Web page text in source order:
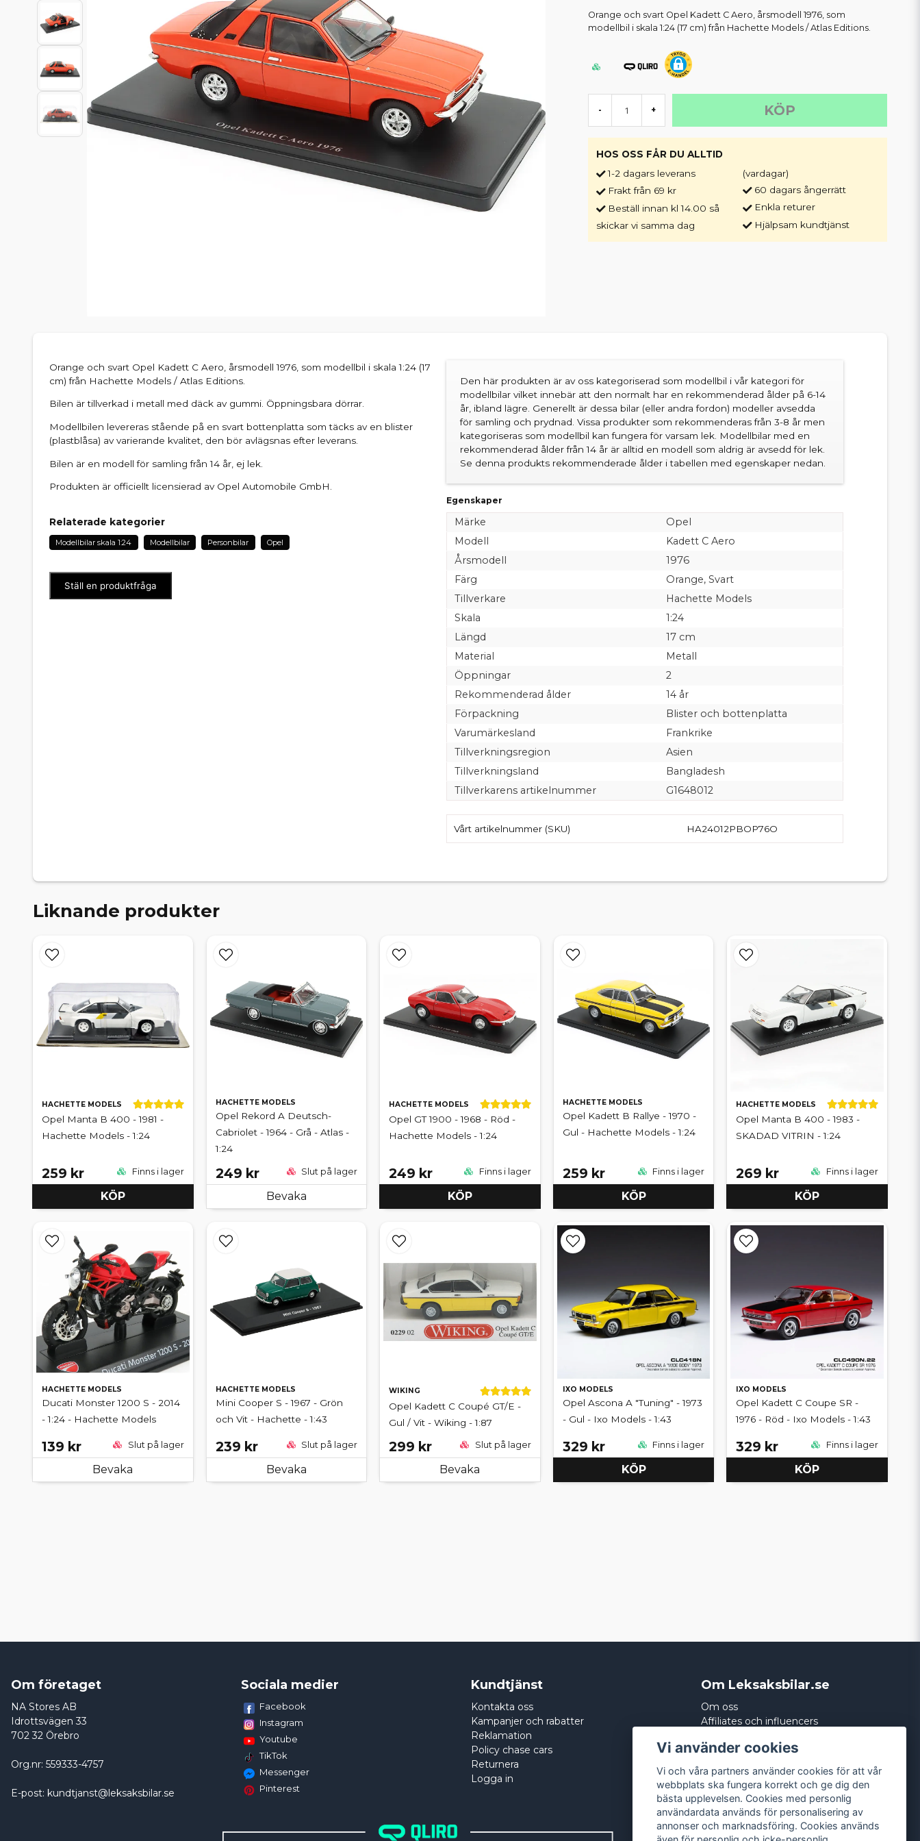
Orange och svart Opel Kadett C Aero, årsmodell 1976, som
modellbil i skala 1:24 (17 cm) från Hachette Models / Atlas Editions.
- + KÖP
HOS OSS FÅR DU ALLTID
1-2 dagars leverans
Frakt från 69 kr
Beställ innan kl 14.00 så
skickar vi samma dag
(vardagar)
60 dagars ångerrätt
Enkla returer
Hjälpsam kundtjänst
Orange och svart Opel Kadett C Aero, årsmodell 1976, som modellbil i skala 1:24 (17
cm) från Hachette Models / Atlas Editions.
Bilen är tillverkad i metall med däck av gummi. Öppningsbara dörrar.
Modellbilen levereras stående på en svart bottenplatta som täcks av en blister
(plastblåsa) av varierande kvalitet, den bör avlägsnas efter leverans.
Bilen är en modell för samling från 14 år, ej lek.
Produkten är officiellt licensierad av Opel Automobile GmbH.
Relaterade kategorier
Modellbilar skala 1:24 Modellbilar Personbilar Opel
Ställ en produktfråga
Den här produkten är av oss kategoriserad som modellbil i vår kategori för
modellbilar vilket innebär att den normalt har en rekommenderad ålder på 6-14
år, ibland lägre. Generellt är dessa bilar (eller andra fordon) modeller avsedda
för samling och prydnad. Vissa produkter som rekommenderas från 3-8 år men
kategoriseras som modellbil kan fungera för varsam lek. Modellbilar med en
rekommenderad ålder från 14 år är alltid en modell som aldrig är avsedd för lek.
Se denna produkts rekommenderade ålder i tabellen med egenskaper nedan.
Egenskaper
Märke
Opel
Modell
Kadett C Aero
Årsmodell
1976
Färg
Orange, Svart
Tillverkare
Hachette Models
Skala
1:24
Längd
17 cm
Material
Metall
Öppningar
2
Rekommenderad ålder
14 år
Förpackning
Blister och bottenplatta
Varumärkesland
Frankrike
Tillverkningsregion
Asien
Tillverkningsland
Bangladesh
Tillverkarens artikelnummer
G1648012
Vårt artikelnummer (SKU) HA24012PBOP76O
Liknande produkter
HACHETTE MODELS
Opel Manta B 400 - 1981 -
Hachette Models - 1:24
259 kr Finns i lager
KÖP
HACHETTE MODELS
Opel Rekord A Deutsch-
Cabriolet - 1964 - Grå - Atlas -
1:24
249 kr Slut på lager
Bevaka
HACHETTE MODELS
Opel GT 1900 - 1968 - Röd -
Hachette Models - 1:24
249 kr Finns i lager
KÖP
HACHETTE MODELS
Opel Kadett B Rallye - 1970 -
Gul - Hachette Models - 1:24
259 kr Finns i lager
KÖP
HACHETTE MODELS
Opel Manta B 400 - 1983 -
SKADAD VITRIN - 1:24
269 kr Finns i lager
KÖP
HACHETTE MODELS
Ducati Monster 1200 S - 2014
- 1:24 - Hachette Models
139 kr Slut på lager
Bevaka
HACHETTE MODELS
Mini Cooper S - 1967 - Grön
och Vit - Hachette - 1:43
239 kr Slut på lager
Bevaka
WIKING
Opel Kadett C Coupé GT/E -
Gul / Vit - Wiking - 1:87
299 kr Slut på lager
Bevaka
IXO MODELS
Opel Ascona A "Tuning" - 1973
- Gul - Ixo Models - 1:43
329 kr Finns i lager
KÖP
IXO MODELS
Opel Kadett C Coupe SR -
1976 - Röd - Ixo Models - 1:43
329 kr Finns i lager
KÖP
Om företaget
NA Stores AB
Idrottsvägen 33
702 32 Örebro
Org.nr: 559333-4757
E-post: kundtjanst@leksaksbilar.se
Sociala medier
Facebook
Instagram
Youtube
TikTok
Messenger
Pinterest
Kundtjänst
Kontakta oss
Kampanjer och rabatter
Reklamation
Policy chase cars
Returnera
Logga in
Om Leksaksbilar.se
Om oss
Affiliates och influencers
Integritetspolicy
Vi använder cookies
Vi och våra partners använder cookies för att vår
webbplats ska fungera korrekt och ge dig den
bästa upplevelsen. Cookies med personlig
användardata används för personalisering av
annonser och marknadsföring. Cookies används